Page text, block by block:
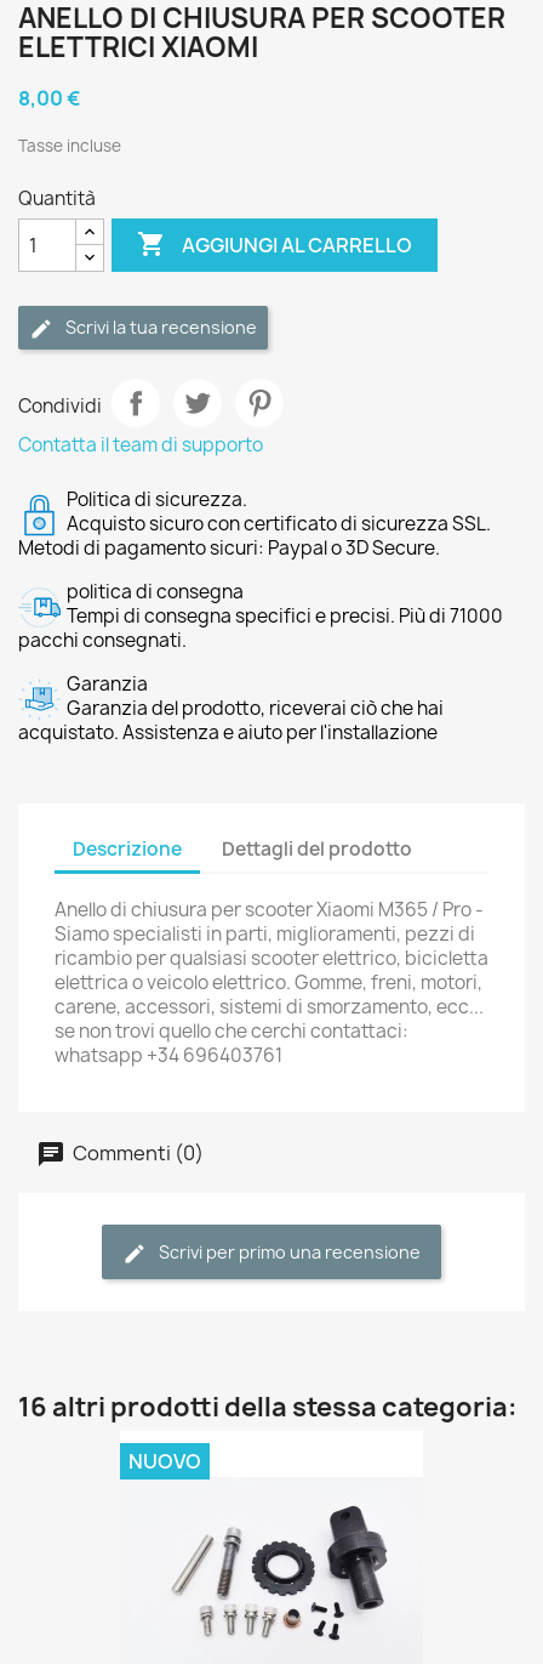
ANELLO DI CHIUSURA PER SCOOTER
ELETTRICI XIAOMI
8,00 €
Tasse incluse
Quantità
 AGGIUNGI AL CARRELLO
Scrivi la tua recensione
Condividi
Contatta il team di supporto
Politica di sicurezza.
Acquisto sicuro con certificato di sicurezza SSL.
Metodi di pagamento sicuri: Paypal o 3D Secure.
politica di consegna
Tempi di consegna specifici e precisi. Più di 71000
pacchi consegnati.
Garanzia
Garanzia del prodotto, riceverai ciò che hai
acquistato. Assistenza e aiuto per l'installazione
Descrizione Dettagli del prodotto
Anello di chiusura per scooter Xiaomi M365 / Pro -
Siamo specialisti in parti, miglioramenti, pezzi di
ricambio per qualsiasi scooter elettrico, bicicletta
elettrica o veicolo elettrico. Gomme, freni, motori,
carene, accessori, sistemi di smorzamento, ecc...
se non trovi quello che cerchi contattaci:
whatsapp +34 696403761
Commenti (0)
Scrivi per primo una recensione
16 altri prodotti della stessa categoria:
NUOVO